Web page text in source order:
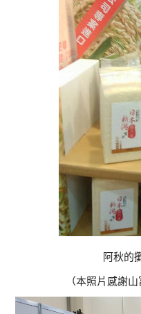
阿秋的
（本照片感謝